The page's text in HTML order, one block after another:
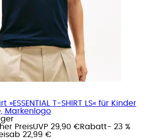
»ESSENTIAL T-SHIRT LS« für Kinder
Markenlogo
PreisUVP 29,90 €Rabatt- 23 %
ab 22,99 €